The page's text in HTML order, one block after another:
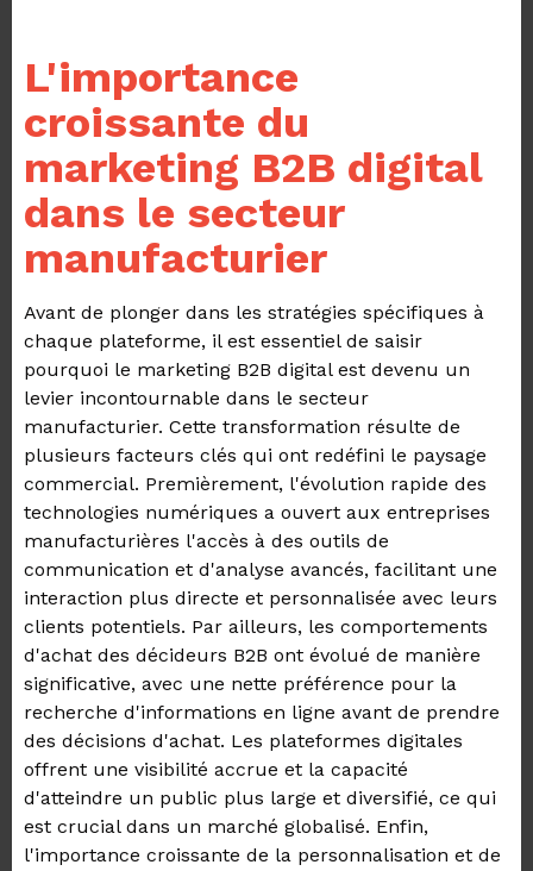
L'importance
croissante du
marketing B2B digital
dans le secteur
manufacturier
Avant de plonger dans les stratégies spécifiques à
chaque plateforme, il est essentiel de saisir
pourquoi le marketing B2B digital est devenu un
levier incontournable dans le secteur
manufacturier. Cette transformation résulte de
plusieurs facteurs clés qui ont redéfini le paysage
commercial. Premièrement, l'évolution rapide des
technologies numériques a ouvert aux entreprises
manufacturières l'accès à des outils de
communication et d'analyse avancés, facilitant une
interaction plus directe et personnalisée avec leurs
clients potentiels. Par ailleurs, les comportements
d'achat des décideurs B2B ont évolué de manière
significative, avec une nette préférence pour la
recherche d'informations en ligne avant de prendre
des décisions d'achat. Les plateformes digitales
offrent une visibilité accrue et la capacité
d'atteindre un public plus large et diversifié, ce qui
est crucial dans un marché globalisé. Enfin,
l'importance croissante de la personnalisation et de